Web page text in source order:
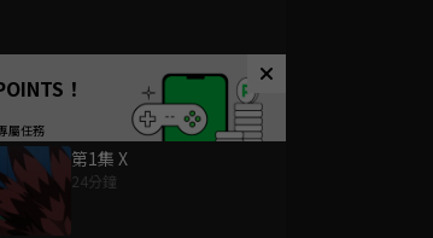
！
第1集 X
24分鐘